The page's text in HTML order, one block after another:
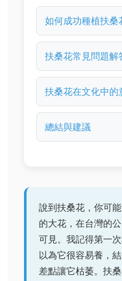
如何成功種植扶桑
扶桑花常見問題解
扶桑花在文化中的
總結與建議
說到扶桑花，你可
的大花，在台灣的
可見。我記得第一
以為它很容易養，
差點讓它枯萎。扶